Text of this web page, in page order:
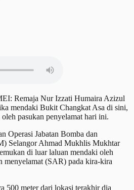
Remaja Nur Izzati Humaira Azizul
mendaki Bukit Changkat Asa di sini,
pasukan penyelamat hari ini.
Operasi Jabatan Bomba dan
Selangor Ahmad Mukhlis Mukhtar
di luar laluan mendaki oleh
menyelamat (SAR) pada kira-kira
500 meter dari lokasi terakhir dia